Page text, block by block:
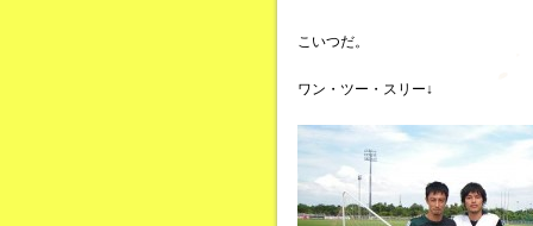
こいつだ。
ワン・ツー・スリー↓